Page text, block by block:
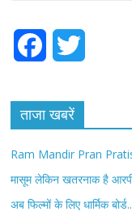
c
b
o
t
e
ताजा खबरें
Ram Mandir Pran
मासूम लेकिन खतरनाक है
अब फिल्मों के लिए धार्मिक